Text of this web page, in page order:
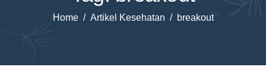
Home Artikel Kesehatan breakout